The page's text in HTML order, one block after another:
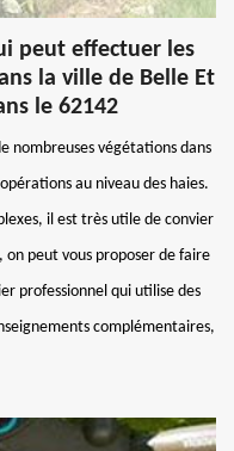
peut effectuer les
la ville de Belle Et
le 62142
nombreuses végétations dans
au niveau des haies.
il est très utile de convier
peut vous proposer de faire
professionnel qui utilise des
complémentaires,